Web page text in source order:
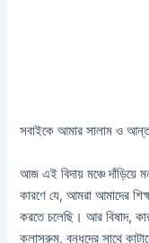
সবাইকে আমার সালাম ও
আজ এই বিদায় মঞ্চে দাঁড়িয়ে
কারণে যে, আমরা আমাদের
করতে চলেছি। আর বিষাদ,
ক্লাসরুম, বন্ধুদের সাথে